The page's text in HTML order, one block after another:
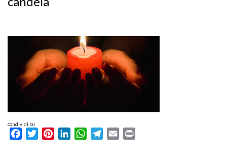
condividi su
FacebookTwitterPinterestLinkedInWhatsAppTelegram
Email